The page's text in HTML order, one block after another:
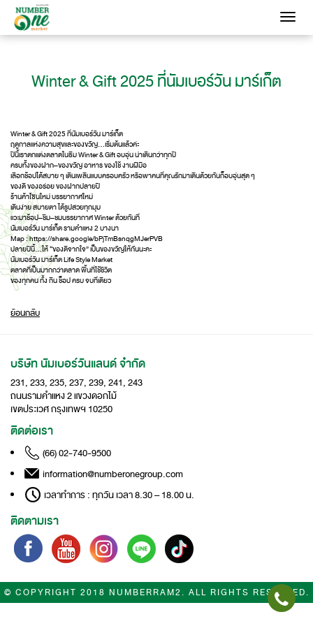
Toggle
Winter & Gift 2025 ที่นัมเบอร์วัน มาร์เก็ต
Winter & Gift 2025 ที่นัมเบอร์วัน มาร์เก็ต
ฤดูกาลแห่งความสุขและของขวัญ…เริ่มต้นแล้วค่ะ
ปีนี้เราตกแต่งตลาดในธีม Winter & Gift อบอุ่น น่าเดินกว่าทุกปี
ครบทั้งของฝาก–ของขวัญ อาหาร ของใช้ งานฝีมือ
เลือกช้อปได้สบาย ๆ เดินเพลินแบบครอบครัว หรือพาคนที่คุณรักมาเดินด้วยกันก็อบอุ่นสุด ๆ
ของดี ของอร่อย ของฝากปลายปี
ร้านค้าโซนใหม่ บรรยากาศใหม่
เดินง่าย สบายตา ได้รูปสวยทุกมุม
แวะมาช้อป–ชิม–ชมบรรยากาศ Winter ด้วยกันที่
นัมเบอร์วัน มาร์เก็ต รามคำแหง 2 บางนา
Map :https://share.google/bPjTmBsnqgMJerPVB
ปลายปีนี้…ให้ “ของดีจากใจ” เป็นของขวัญให้กันนะคะ
นัมเบอร์วัน มาร์เก็ต Life Style Market
ตลาดที่เป็นมากกว่าตลาด พื้นที่ใช้ชีวิต
ของทุกคน ทั้ง กิน ช็อป ครบ จบที่เดียว
ย้อนกลับ
บริษัท นัมเบอร์วันแลนด์ จำกัด
231, 233, 235, 237, 239, 241, 243
ถนนรามคำแหง 2 แขวงดอกไม้
เขตประเวศ กรุงเทพฯ 10250
ติดต่อเรา
(66) 02-740-9500
information@numberonegroup.com
เวลาทำการ : ทุกวัน เวลา 8.30 – 18.00 น.
ติดตามเรา
© COPYRIGHT 2018 NUMBERRAM2. ALL RIGHTS RESERVED.